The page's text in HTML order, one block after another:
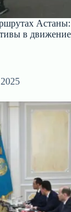
Астаны:
в движение